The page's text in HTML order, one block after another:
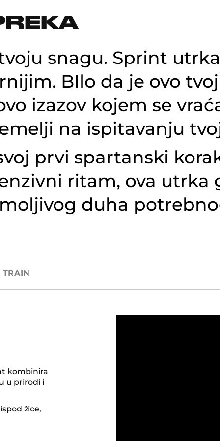
snagu. Sprint
BIlo da je ovo
izazov kojem se
na ispitavanju
prvi spartanski
ritam, ova utrka
duha
TRAIN
kombinira
u prirodi i
žice,